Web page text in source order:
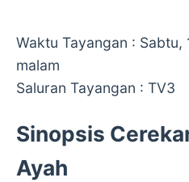
Waktu Tayangan :
malam
Saluran Tayangan : TV3
Sinopsis
Ayah